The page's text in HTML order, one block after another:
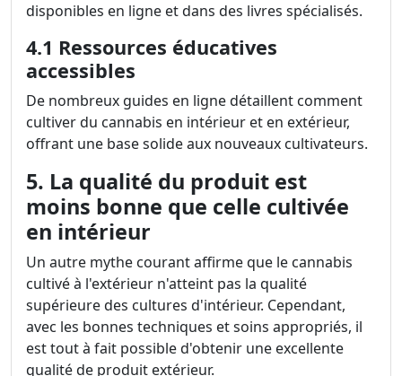
disponibles en ligne et dans des livres spécialisés.
4.1 Ressources éducatives
accessibles
De nombreux guides en ligne détaillent comment
cultiver du cannabis en intérieur et en extérieur,
offrant une base solide aux nouveaux cultivateurs.
5. La qualité du produit est
moins bonne que celle cultivée
en intérieur
Un autre mythe courant affirme que le cannabis
cultivé à l'extérieur n'atteint pas la qualité
supérieure des cultures d'intérieur. Cependant,
avec les bonnes techniques et soins appropriés, il
est tout à fait possible d'obtenir une excellente
qualité de produit extérieur.